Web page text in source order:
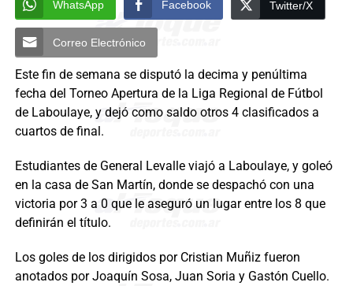
WhatsApp Facebook Twitter/X
Correo Electrónico
Este fin de semana se disputó la decima y penúltima
fecha del Torneo Apertura de la Liga Regional de Fútbol
de Laboulaye, y dejó como saldo otros 4 clasificados a
cuartos de final.
Estudiantes de General Levalle viajó a Laboulaye, y goleó
en la casa de San Martín, donde se despachó con una
victoria por 3 a 0 que le aseguró un lugar entre los 8 que
definirán el título.
Los goles de los dirigidos por Cristian Muñiz fueron
anotados por Joaquín Sosa, Juan Soria y Gastón Cuello.